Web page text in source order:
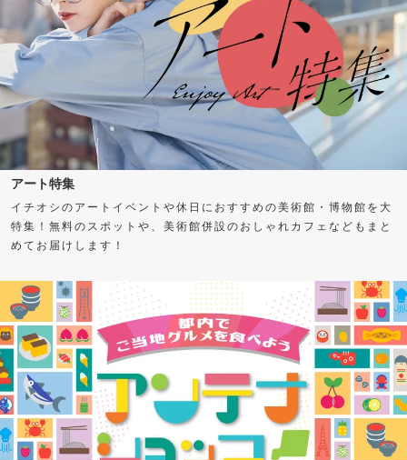
アート特集
イチオシのアートイベントや休日におすすめの美術館・博物館を大
特集！無料のスポットや、美術館併設のおしゃれカフェなどもまと
めてお届けします！